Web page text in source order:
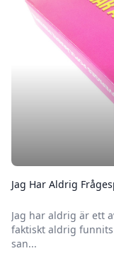
Jag Har Aldrig
Jag har aldrig är ett
faktiskt aldrig
san...